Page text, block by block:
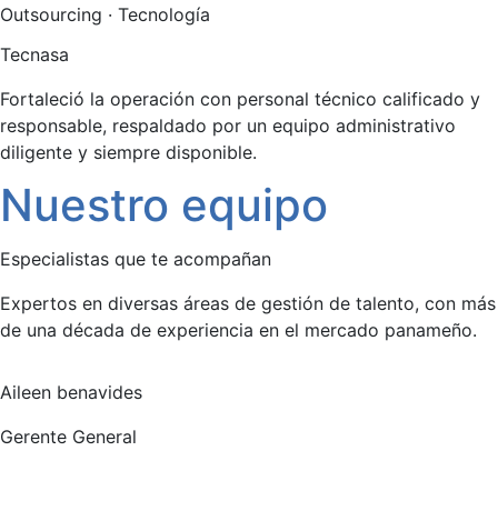
Outsourcing · Tecnología
Tecnasa
Fortaleció la operación con personal técnico calificado y
responsable, respaldado por un equipo administrativo
diligente y siempre disponible.
Nuestro equipo
Especialistas que te acompañan
Expertos en diversas áreas de gestión de talento, con más
de una década de experiencia en el mercado panameño.
Aileen benavides
Gerente General